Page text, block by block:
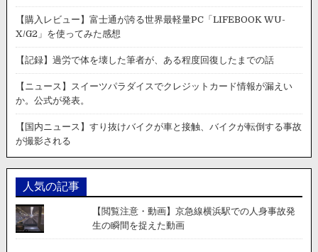
【購入レビュー】富士通が誇る世界最軽量PC「LIFEBOOK WU-
X/G2」を使ってみた感想
【記録】過労で体を壊した筆者が、ある程度回復したまでの話
【ニュース】スイーツパラダイスでクレジットカード情報が漏えい
か。公式が発表。
【国内ニュース】すり抜けバイクが車と接触、バイクが転倒する事故
が撮影される
人気の記事
【閲覧注意・動画】京急線横浜駅での人身事故発
生の瞬間を捉えた動画